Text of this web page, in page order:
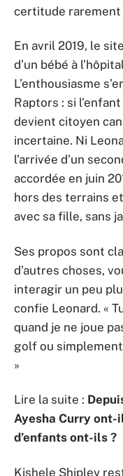
certitude
En avril 2019, le
d’un bébé à
L’enthousiasme
Raptors : si
devient citoyen
incertaine. Ni
l’arrivée d’un
accordée en juin
hors des terrains
avec sa fille, sans
Ses propos sont
d’autres choses,
interagir un peu
confie Leonard. «
quand je ne joue
golf ou
»
Lire la suite :
Ayesha Curry ont-
d’enfants ont-ils ?
Kishele Shipley